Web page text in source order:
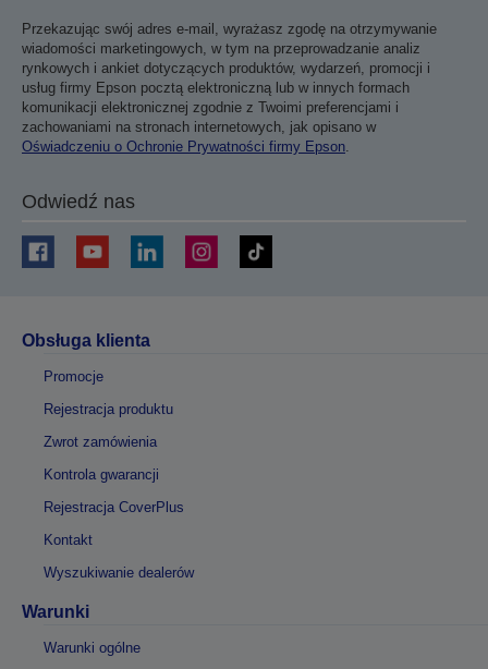
Przekazując swój adres e-mail, wyrażasz zgodę na otrzymywanie
wiadomości marketingowych, w tym na przeprowadzanie analiz
rynkowych i ankiet dotyczących produktów, wydarzeń, promocji i
usług firmy Epson pocztą elektroniczną lub w innych formach
komunikacji elektronicznej zgodnie z Twoimi preferencjami i
zachowaniami na stronach internetowych, jak opisano w
Oświadczeniu o Ochronie Prywatności firmy Epson.
Odwiedź nas
Obsługa klienta
Promocje
Rejestracja produktu
Zwrot zamówienia
Kontrola gwarancji
Rejestracja CoverPlus
Kontakt
Wyszukiwanie dealerów
Warunki
Warunki ogólne